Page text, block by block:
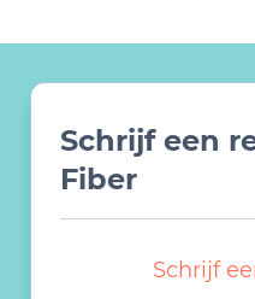
Schrijf een
Fiber
Schrijf